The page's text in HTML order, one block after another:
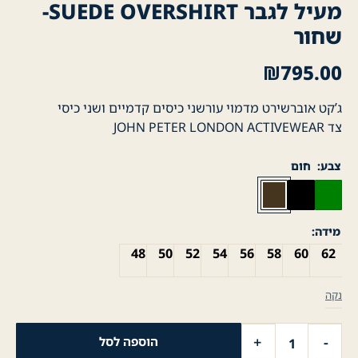
מעיל לגבר SUEDE OVERSHIRT-
שחור
₪795.00
ג’קט אוברשירט מדמוי עורשני כיסים קדמיים ושני כיסי
צד JOHN PETER LONDON ACTIVEWEAR
צבע חום
מידה
48 50 52 54 56 58 60 62
נקה
-
של
+ הוספה לסל